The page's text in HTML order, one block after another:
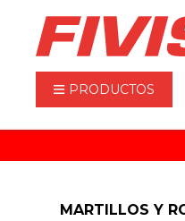
PRODUCTOS
MARTILLOS Y